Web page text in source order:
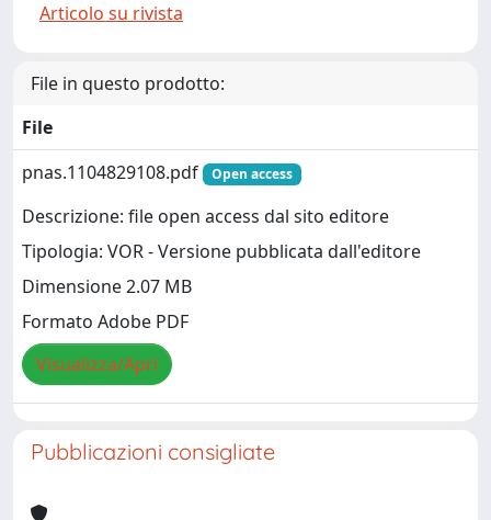
Articolo su rivista
File in questo prodotto:
File
pnas.1104829108.pdf
Open access
Descrizione: file open access dal sito editore
Tipologia: VOR - Versione pubblicata dall'editore
Dimensione 2.07 MB
Formato Adobe PDF
Visualizza/Apri
Pubblicazioni consigliate